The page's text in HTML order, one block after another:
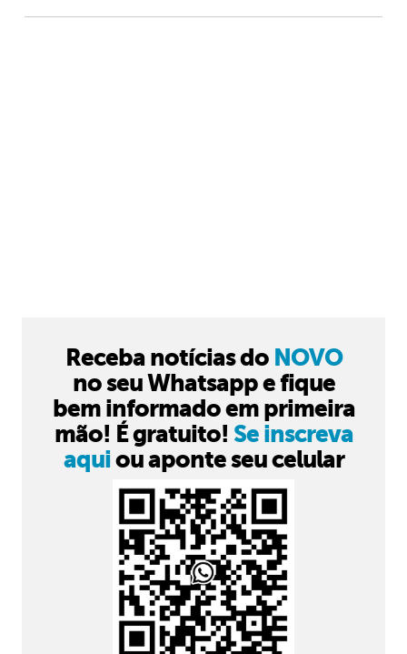
Receba notícias do NOVO
no seu Whatsapp e fique
bem informado em primeira
mão! É gratuito! Se inscreva
aquiou aponte seu celular